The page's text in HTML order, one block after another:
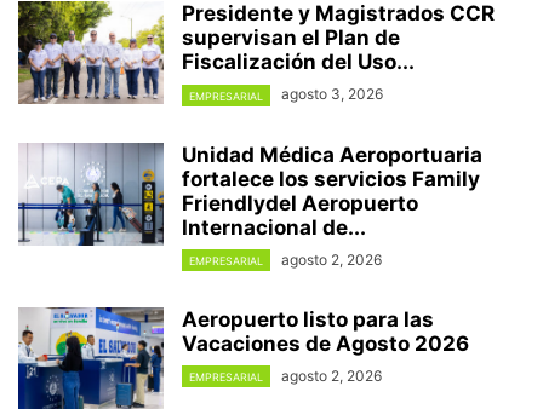
Presidente y Magistrados CCR
supervisan el Plan de
Fiscalización del Uso...
EMPRESARIAL agosto 3, 2026
Unidad Médica Aeroportuaria
fortalece los servicios Family
Friendlydel Aeropuerto
Internacional de...
EMPRESARIAL agosto 2, 2026
Aeropuerto listo para las
Vacaciones de Agosto 2026
EMPRESARIAL agosto 2, 2026